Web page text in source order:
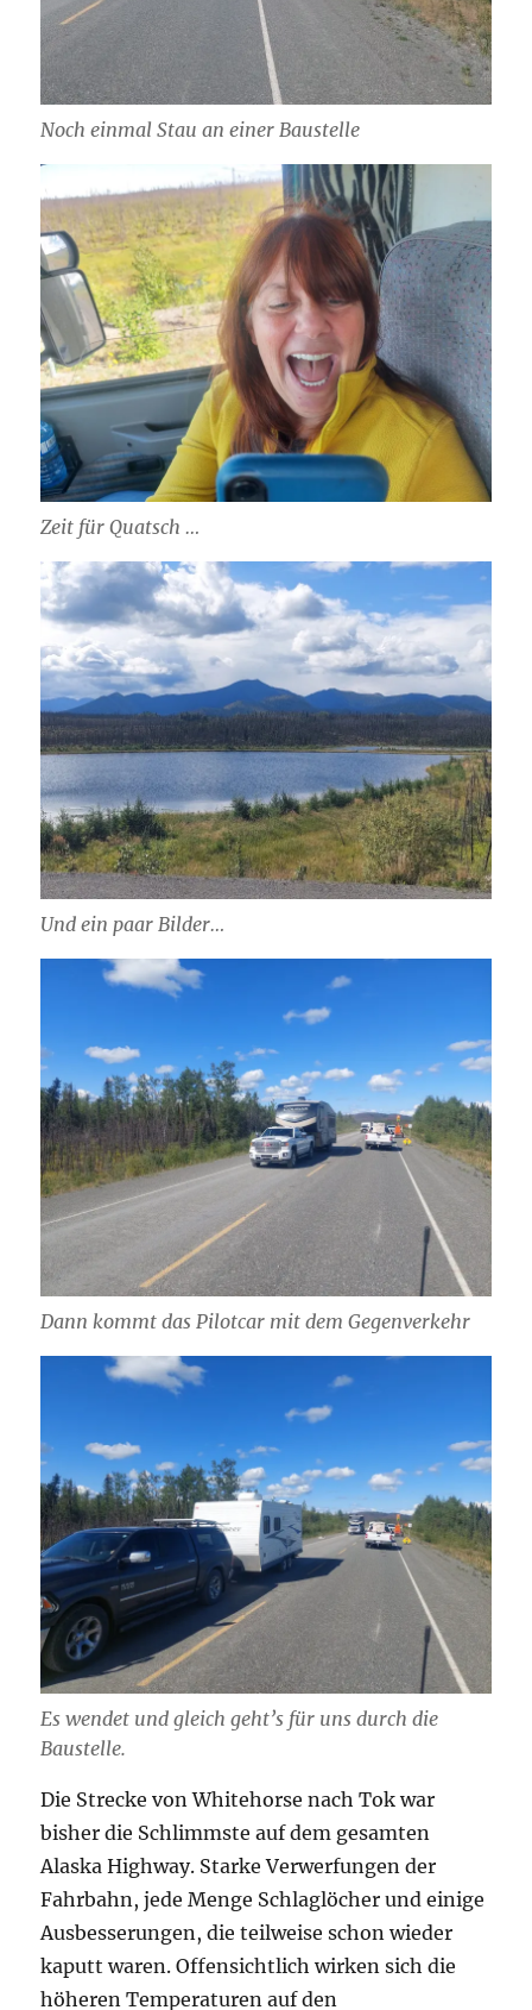
Noch einmal Stau an einer Baustelle
Zeit für Quatsch …
Und ein paar Bilder…
Dann kommt das Pilotcar mit dem Gegenverkehr
Es wendet und gleich geht’s für uns durch die
Baustelle.
Die Strecke von Whitehorse nach Tok war
bisher die Schlimmste auf dem gesamten
Alaska Highway. Starke Verwerfungen der
Fahrbahn, jede Menge Schlaglöcher und einige
Ausbesserungen, die teilweise schon wieder
kaputt waren. Offensichtlich wirken sich die
höheren Temperaturen auf den